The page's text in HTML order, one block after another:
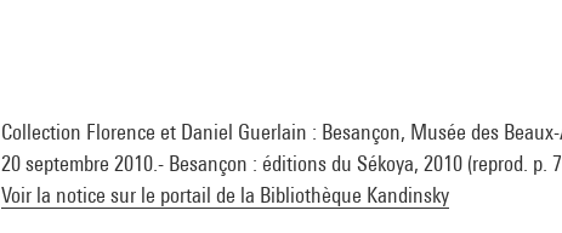
Collection Florence et Daniel Guerlain : Besançon, Musée des
20 septembre 2010.- Besançon : éditions du Sékoya, 2010 (reprod. p.
Voir la notice sur le portail de la Bibliothèque Kandinsky